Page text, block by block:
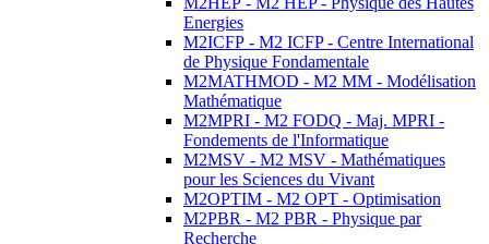
Energies
M2ICFP - M2 ICFP - Centre International
de Physique Fondamentale
M2MATHMOD - M2 MM - Modélisation
Mathématique
M2MPRI - M2 FODQ - Maj. MPRI -
Fondements de l'Informatique
M2MSV - M2 MSV - Mathématiques
pour les Sciences du Vivant
M2OPTIM - M2 OPT - Optimisation
M2PBR - M2 PBR - Physique par
Recherche